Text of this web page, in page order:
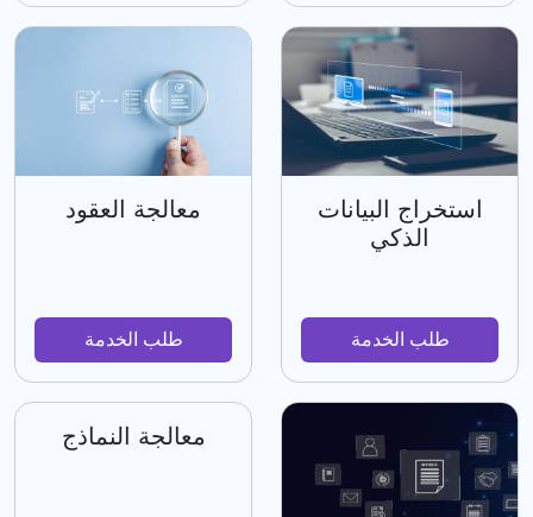
استخراج البيانات
الذكي
طلب الخدمة
معالجة العقود
طلب الخدمة
معالجة النماذج